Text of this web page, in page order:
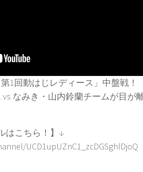
1回動はじレディース」中盤戦！
なみき・山内鈴蘭チームが目が
はこちら！】↓
UCD1upUZnC1_zcDGSghlDjoQ